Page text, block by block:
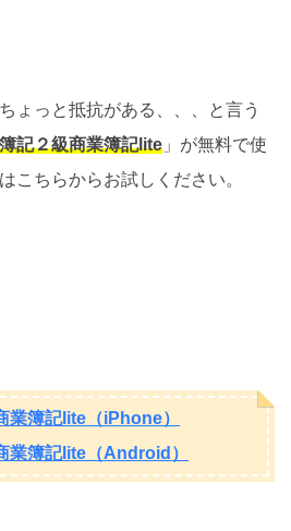
ょっと抵抗がある、、、と言う
記２級商業簿記lite 」が無料で使
こちらからお試しください。
業簿記lite（iPhone）
業簿記lite（Android）